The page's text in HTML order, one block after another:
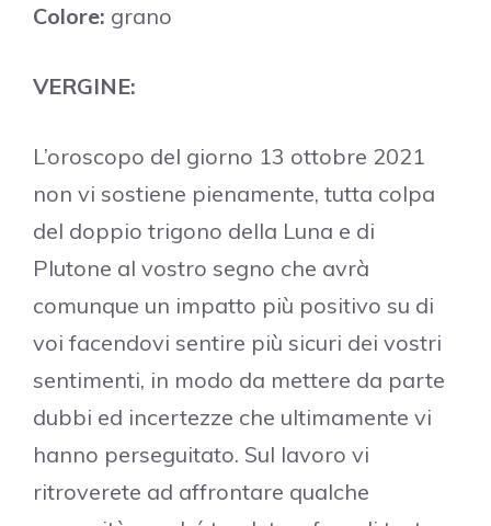
Colore: grano
VERGINE:
L’oroscopo del giorno 13 ottobre 2021
non vi sostiene pienamente, tutta colpa
del doppio trigono della Luna e di
Plutone al vostro segno che avrà
comunque un impatto più positivo su di
voi facendovi sentire più sicuri dei vostri
sentimenti, in modo da mettere da parte
dubbi ed incertezze che ultimamente vi
hanno perseguitato. Sul lavoro vi
ritroverete ad affrontare qualche